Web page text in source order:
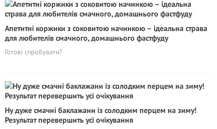
Апетитні коржики з соковитою начинкою – ідеальна страва
для любителів смачного, домашнього фастфуду
Готові спробувати?
Ну дуже смачні баклажани із солодким перцем на зиму!
Результат перевершить усі очікування